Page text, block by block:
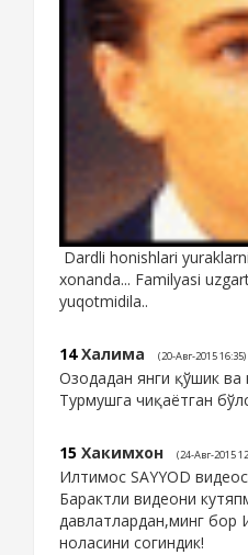
Dardli honishlari
xonanda... Familyasi
yuqotmidila..
14 Халима (20-Авг-2015 16:35)
Озодадан янги қўшик ва
Турмушга чиқаётган
15 Хакимхон (24-Авг-2015
Илтимоc SAYYOD
Барактли видеони
давлатлардан,минг бор
ноласини согиндик!